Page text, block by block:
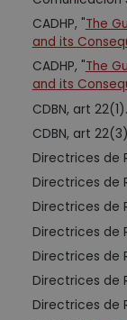
CADHP, "The
and its
CADHP, "The
and its
CDBN, art 22(1).
CDBN, art
Directrices de
Directrices de
Directrices de
Directrices de
Directrices de
Directrices de
Directrices de